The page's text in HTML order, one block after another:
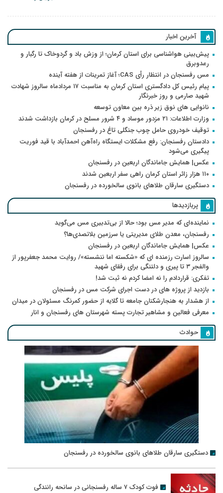
آخرین اخبار
پیش‌بینی هواشناسی برای استان کرمان؛ از وزش باد و گردوخاک تا رگبار و
رعدوبرق
مس رفسنجان در انتظار رأی CAS؛ آغاز تمرینات از هفته آینده
پیام رئیس کل دادگستری استان کرمان به مناسبت ۱۷ مردادماه سالروز شهادت
شهید صارمی و روز خبرنگار
نانوایی های نوق زیر ذره بین معاون توسعه
وزارت اطلاعات: ۲۱ مزدور موساد و ۴ شرور مسلح در کرمان بازداشت شدند
توقیف خودروی حامل چوب جنگلی تاغ در رفسنجان
دادستان رفسنجان: رفع مشکلات ایستگاه راه‌آهن احمدآباد با قید فوریت
پیگیری می‌شود
عکس| همایش جاماندگان اربعین در رفسنجان
۱۱۰ هزار زائر استان کرمان راهی سفر اربعین شدند
دستگیری سارقان طلاهای بانوی سالخورده در رفسنجان
پربازدیدها
نماینده‌ای که مدیر مس بود؛ حالا از بی‌تدبیری مس می‌گوید
رفسنجان، معدن طلای مدیریتی یا سرزمین بلاتصدی‌ها؟
عکس| همایش جاماندگان اربعین در رفسنجان
سالروز اسارت رزمنده ای که «شکسته اما ننشسته»/ روایت محمد جعفرپور از
والفجر ۳ تا پیری و دلتنگی برای رفقای شهید
تفکری: قراردادم را نه امضا کردم نه ثبت شد!
بازدید از پروژه های در دست اجرای شرکت مس در رفسنجان
از هشدار به هنجارشکنان جامعه تا گلایه از حضور کمرنگ مسئولان در میدان
معرفی فعالین و مشاهیر تجارت پسته شهرستان های رفسنجان و انار
حوادث
دستگیری سارقان طلاهای بانوی سالخورده در رفسنجان
فوت کودک ۷ ساله رفسنجانی در سانحه رانندگی